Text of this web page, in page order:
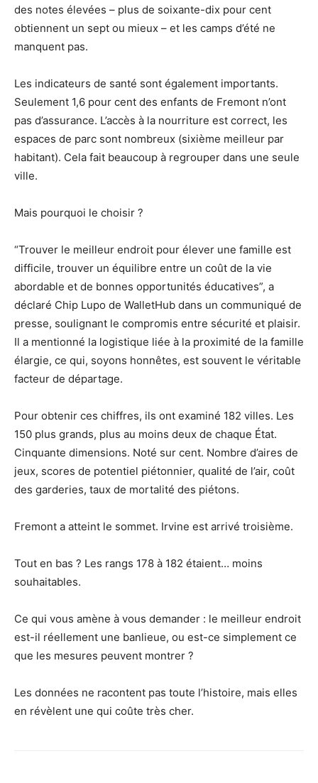
des notes élevées – plus de soixante-dix pour cent
obtiennent un sept ou mieux – et les camps d’été ne
manquent pas.
Les indicateurs de santé sont également importants.
Seulement 1,6 pour cent des enfants de Fremont n’ont
pas d’assurance. L’accès à la nourriture est correct, les
espaces de parc sont nombreux (sixième meilleur par
habitant). Cela fait beaucoup à regrouper dans une seule
ville.
Mais pourquoi le choisir ?
“Trouver le meilleur endroit pour élever une famille est
difficile, trouver un équilibre entre un coût de la vie
abordable et de bonnes opportunités éducatives”, a
déclaré Chip Lupo de WalletHub dans un communiqué de
presse, soulignant le compromis entre sécurité et plaisir.
Il a mentionné la logistique liée à la proximité de la famille
élargie, ce qui, soyons honnêtes, est souvent le véritable
facteur de départage.
Pour obtenir ces chiffres, ils ont examiné 182 villes. Les
150 plus grands, plus au moins deux de chaque État.
Cinquante dimensions. Noté sur cent. Nombre d’aires de
jeux, scores de potentiel piétonnier, qualité de l’air, coût
des garderies, taux de mortalité des piétons.
Fremont a atteint le sommet. Irvine est arrivé troisième.
Tout en bas ? Les rangs 178 à 182 étaient… moins
souhaitables.
Ce qui vous amène à vous demander : le meilleur endroit
est-il réellement une banlieue, ou est-ce simplement ce
que les mesures peuvent montrer ?
Les données ne racontent pas toute l’histoire, mais elles
en révèlent une qui coûte très cher.